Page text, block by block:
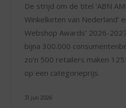
De strijd om de titel ‘ABN
Winkelketen van Nederland’
Webshop Awards’ 2026-
bijna 300.000
zo’n 500 retailers maken
op een categorieprijs.
31 juli 2026